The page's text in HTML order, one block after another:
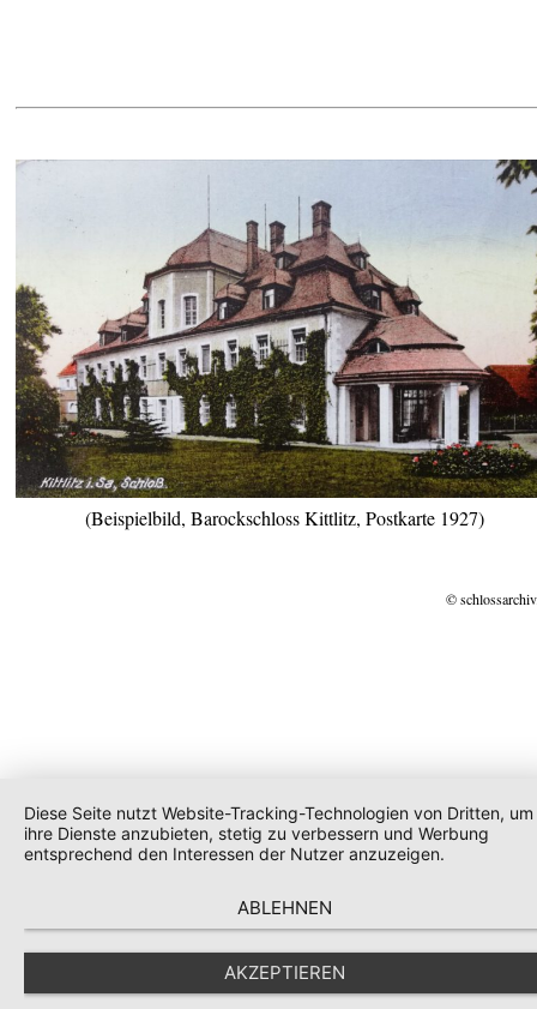
(Beispielbild, Barockschloss Kittlitz, Postkarte 1927)
©
Diese Seite nutzt Website-Tracking-Technologien von Dritten, um
ihre Dienste anzubieten, stetig zu verbessern und Werbung
entsprechend den Interessen der Nutzer anzuzeigen.
ABLEHNEN
AKZEPTIEREN